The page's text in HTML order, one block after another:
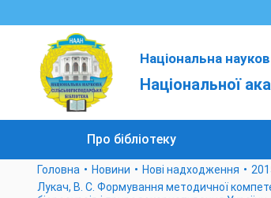
Національна
Національної
Про бібліотеку
Головна Новини Нові надходження
Лукач, В. С. Формування методичної